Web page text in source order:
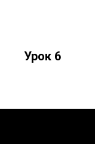
Урок 6